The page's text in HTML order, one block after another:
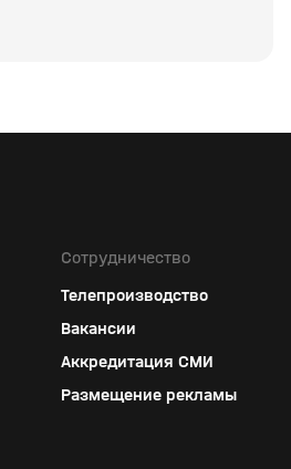
Сотрудничество
Телепроизводство
Вакансии
Аккредитация СМИ
Размещение рекламы